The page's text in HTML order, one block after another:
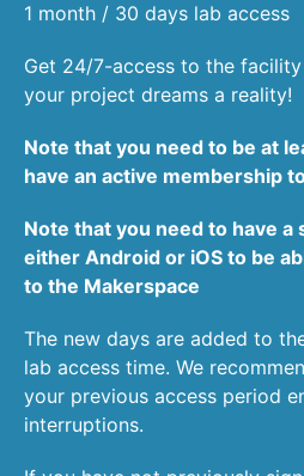
1 month / 30 days lab access
Get 24/7-access to the
your project dreams a reality!
Note that you need to be at
have an active membership
Note that you need to have a
either Android or iOS to be
to the Makerspace
The new days are added to
lab access time. We
your previous access period
interruptions.